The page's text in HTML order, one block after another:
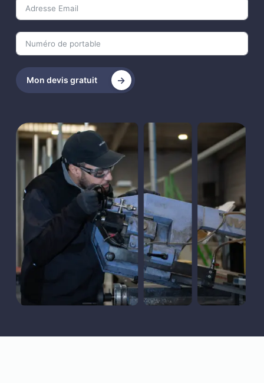
Mon devis gratuit